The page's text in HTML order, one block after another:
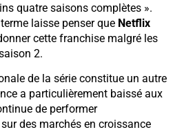
quatre saisons complètes ».
laisse penser que Netflix
cette franchise malgré les
2.
de la série constitue un autre
a particulièrement baissé aux
de performer
des marchés en croissance